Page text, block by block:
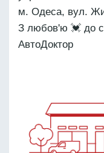
м. Одеса, вул.
З любов'ю 💓 до
АвтоДоктор